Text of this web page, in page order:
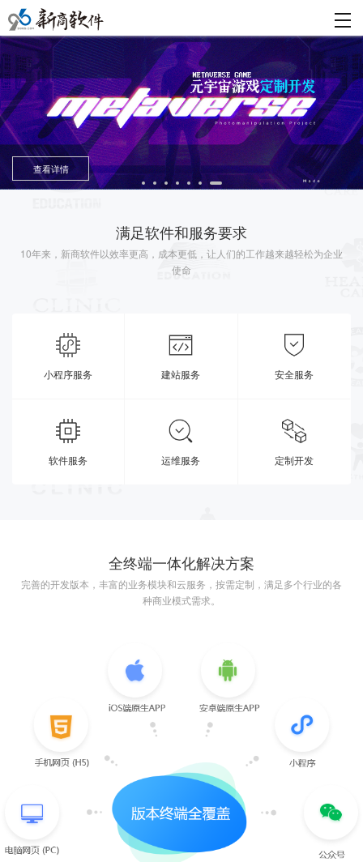
查看详情
满足软件和服务要求
10年来，新商软件以效率更高，成本更低，让人们的工作越来越轻松为企业
使命
小程序服务 建站服务 安全服务
软件服务 运维服务 定制开发
全终端一体化解决方案
完善的开发版本，丰富的业务模块和云服务，按需定制，满足多个行业的各
种商业模式需求。